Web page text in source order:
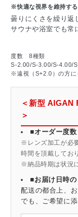
※快適な視界を維持す
曇りにくさを繰り返
サウナや浴室でも常
度数 8種類
S-2.00/S-3.00/S-4.00/
※遠視（S+2.0）の方に
＜新型 AIGAN
＞
■オーダー度
※レンズ加工が必
時間を頂戴してお
※納品時期は状況
■お届け日時
配送の都合上、
でも、ご希望に